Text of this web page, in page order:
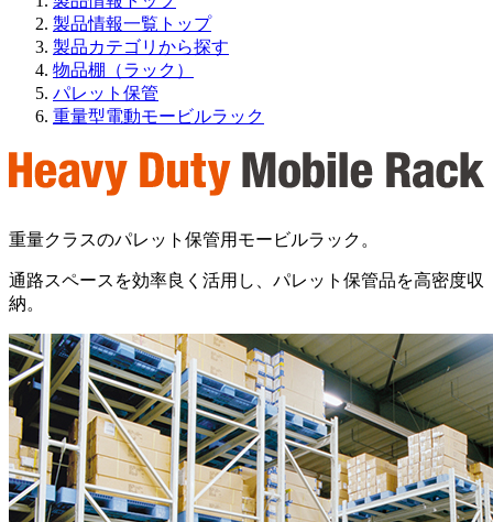
製品情報一覧トップ
製品カテゴリから探す
物品棚（ラック）
パレット保管
重量型電動モービルラック
重量クラスのパレット保管用モービルラック。
通路スペースを効率良く活用し、パレット保管品を高密度収
納。